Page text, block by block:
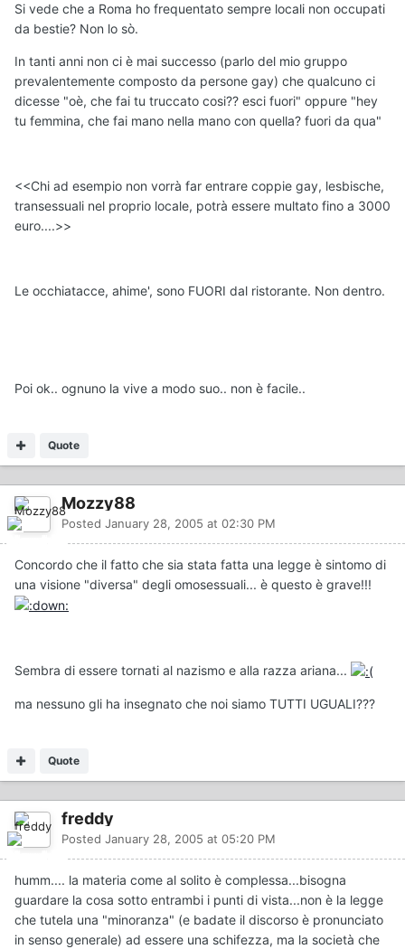
Si vede che a Roma ho frequentato sempre locali non occupati
da bestie? Non lo sò.
In tanti anni non ci è mai successo (parlo del mio gruppo
prevalentemente composto da persone gay) che qualcuno ci
dicesse "oè, che fai tu truccato cosi?? esci fuori" oppure "hey
tu femmina, che fai mano nella mano con quella? fuori da qua"
<<Chi ad esempio non vorrà far entrare coppie gay, lesbische,
transessuali nel proprio locale, potrà essere multato fino a 3000
euro....>>
Le occhiatacce, ahime', sono FUORI dal ristorante. Non dentro.
Poi ok.. ognuno la vive a modo suo.. non è facile..
Quote
Mozzy88
Posted January 28, 2005 at 02:30 PM
Concordo che il fatto che sia stata fatta una legge è sintomo di
una visione "diversa" degli omosessuali... è questo è grave!!!
Sembra di essere tornati al nazismo e alla razza ariana...
ma nessuno gli ha insegnato che noi siamo TUTTI UGUALI???
Quote
freddy
Posted January 28, 2005 at 05:20 PM
humm.... la materia come al solito è complessa...bisogna
guardare la cosa sotto entrambi i punti di vista...non è la legge
che tutela una "minoranza" (e badate il discorso è pronunciato
in senso generale) ad essere una schifezza, ma la società che